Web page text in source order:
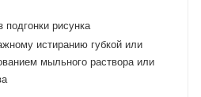
подгонки рисунка
истиранию губкой или
мыльного раствора или